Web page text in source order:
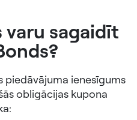
varu sagaidīt
piedāvājuma ienesīgums
obligācijas kupona